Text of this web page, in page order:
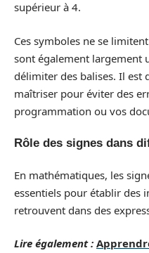
supérieur à 4.
Ces symboles ne se
sont également largement
délimiter des balises. Il est
maîtriser pour éviter des
programmation ou vos
Rôle des signes dans
En mathématiques, les
essentiels pour établir des
retrouvent dans des
Lire également :